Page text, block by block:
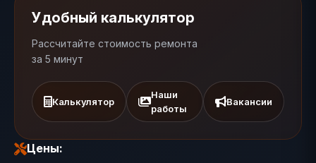
Удобный калькулятор
Рассчитайте стоимость ремонта
за 5 минут
Калькулятор
Наши
работы
Вакансии
Цены: